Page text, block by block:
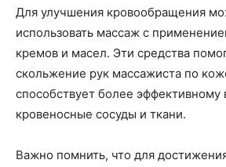
Для улучшения кровообращения
использовать массаж с
кремов и масел. Эти средства
скольжение рук массажиста по
способствует более эффективному
кровеносные сосуды и ткани.
Важно помнить, что для